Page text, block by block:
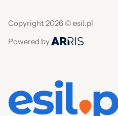
Copyright 2026 © esil.pl
Powered by